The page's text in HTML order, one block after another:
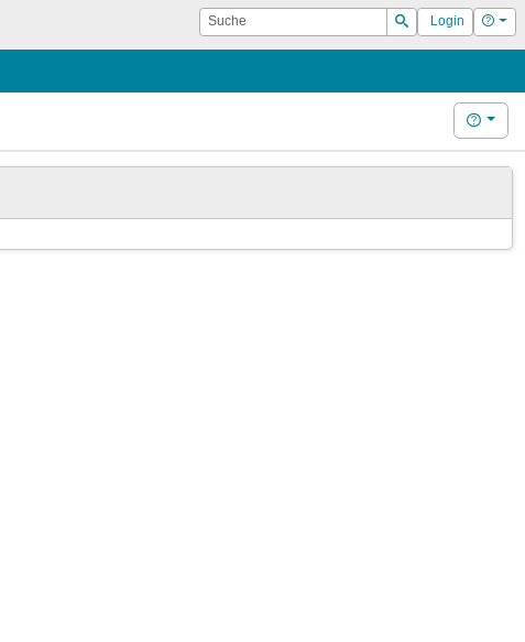
Suche
Suchen
Login Hilfe
Hilfe